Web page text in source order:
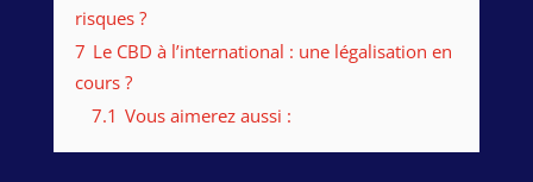
risques ?
7 Le CBD à l’international : une légalisation en
cours ?
7.1 Vous aimerez aussi :